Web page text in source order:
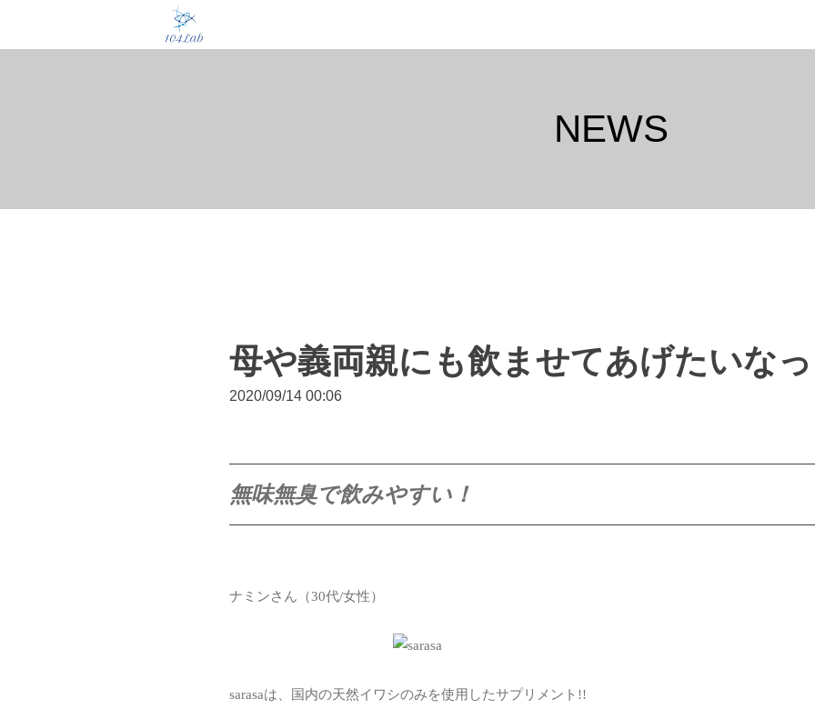
NEWS
母や義両親にも飲ませてあげたいなっ
2020/09/14 00:06
無味無臭で飲みやすい！
ナミンさん（30代/女性）
sarasaは、国内の天然イワシのみを使用したサプリメント!!